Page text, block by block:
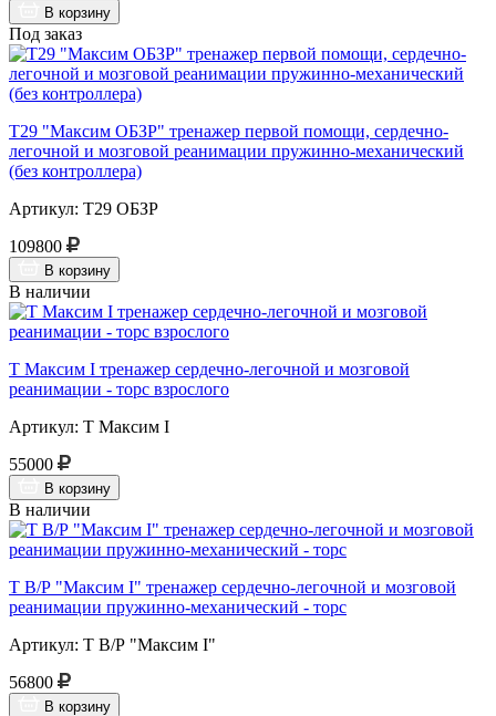
В корзину
Под заказ
Т29 "Максим ОБЗР" тренажер первой помощи, сердечно-
легочной и мозговой реанимации пружинно-механический
(без контроллера)
Артикул: Т29 ОБЗР
109800
В корзину
В наличии
Т Максим I тренажер сердечно-легочной и мозговой
реанимации - торс взрослого
Артикул: Т Максим I
55000
В корзину
В наличии
Т В/Р "Максим I" тренажер сердечно-легочной и мозговой
реанимации пружинно-механический - торс
Артикул: Т В/Р "Максим I"
56800
В корзину